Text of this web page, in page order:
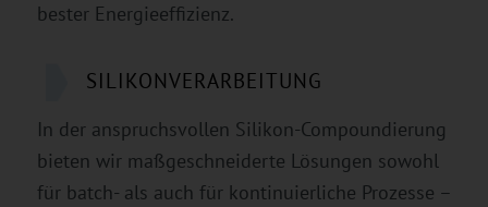
bester Energieeffizienz.
SILIKONVERARBEITUNG
In der anspruchsvollen Silikon-Compoundierung
bieten wir maßgeschneiderte Lösungen sowohl
für batch- als auch für kontinuierliche Prozesse –